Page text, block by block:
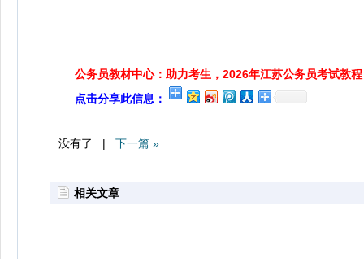
公务员教材中心：助力考生，2026年江苏公务员考试教程
点击分享此信息：
没有了 | 下一篇 »
相关文章